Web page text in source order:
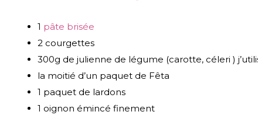
1 pâte brisée
2 courgettes
300g de julienne de légume (carotte, céleri )
la moitié d’un paquet de Fêta
1 paquet de lardons
1 oignon émincé finement